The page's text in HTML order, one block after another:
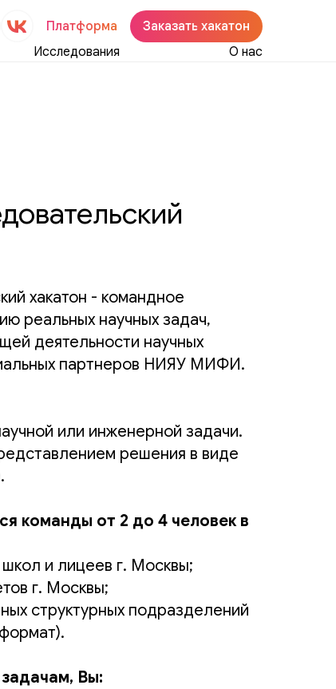
Платформа
Заказать хакатон
Исследования О нас
хакатон - командное
реальных научных задач,
деятельности научных
партнеров НИЯУ МИФИ.
или инженерной задачи.
решения в виде
команды от 2 до 4 человек в
школ и лицеев г. Москвы;
г. Москвы;
структурных подразделений
Вы: